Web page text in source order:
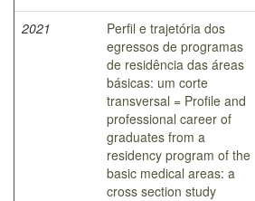
2021
Perfil e trajetória dos
egressos de programas
de residência das áreas
básicas: um corte
transversal = Profile and
professional career of
graduates from a
residency program of the
basic medical areas: a
cross section study